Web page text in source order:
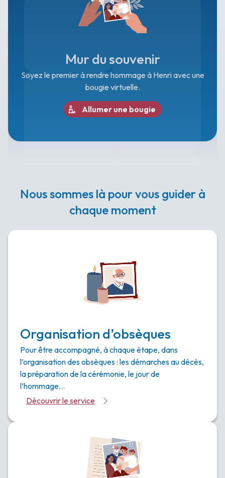
Mur du souvenir
Soyez le premier à rendre hommage à Henri avec une
bougie virtuelle.
Allumer une bougie
Nous sommes là pour vous guider à
chaque moment
Organisation d’obsèques
Pour être accompagné, à chaque étape, dans
l’organisation des obsèques : les démarches au décès,
la préparation de la cérémonie, le jour de
l’hommage…
Découvrir le service